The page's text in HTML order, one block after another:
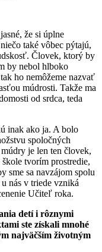
že si úplne
také vôbec pýtajú,
Človek, ktorý by
by nebol hlboko
ho nemôžeme nazvať
múdrosti. Takže ma
od srdca, teda
inak ako ja. A bolo
spoločných
je len ten človek,
tvorím prostredie,
sme sa navzájom spolu
nás v triede vzniká
Učiteľ roka.
detí i rôznymi
ste získali mnohé
najväčším životným